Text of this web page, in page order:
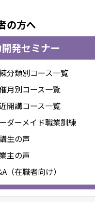
の方へ
発セミナー
分類別コース一覧
月別コース一覧
開講コース一覧
ダーメイド職業訓練
生の声
主の声
（在職者向け）